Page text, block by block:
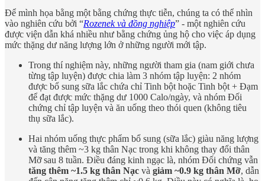
Để mình họa bằng một bằng chứng thực tiễn, chúng ta có thể nhìn
vào nghiên cứu bởi “Rozenek và đồng nghiệp” - một nghiên cứu
được viện dẫn khá nhiều như bằng chứng ủng hộ cho việc áp dụng
mức thặng dư năng lượng lớn ở những người mới tập.
Trong thí nghiệm này, những người tham gia (nam giới chưa
từng tập luyện) được chia làm 3 nhóm tập luyện: 2 nhóm
được bổ sung sữa lắc chứa chỉ Tinh bột hoặc Tinh bột + Đạm
để đạt được mức thặng dư 1000 Calo/ngày, và nhóm Đối
chứng chỉ tập luyện và ăn uống theo thói quen (không tiêu
thụ sữa lắc).
Hai nhóm uống thực phẩm bổ sung (sữa lắc) giàu năng lượng
và tăng thêm ~3 kg thân Nạc trong khi không thay đổi thân
Mỡ sau 8 tuần. Điều đáng kinh ngạc là, nhóm Đối chứng vẫn
tăng thêm ~1.5 kg thân Nạc và giảm ~0.9 kg thân Mỡ, dẫn